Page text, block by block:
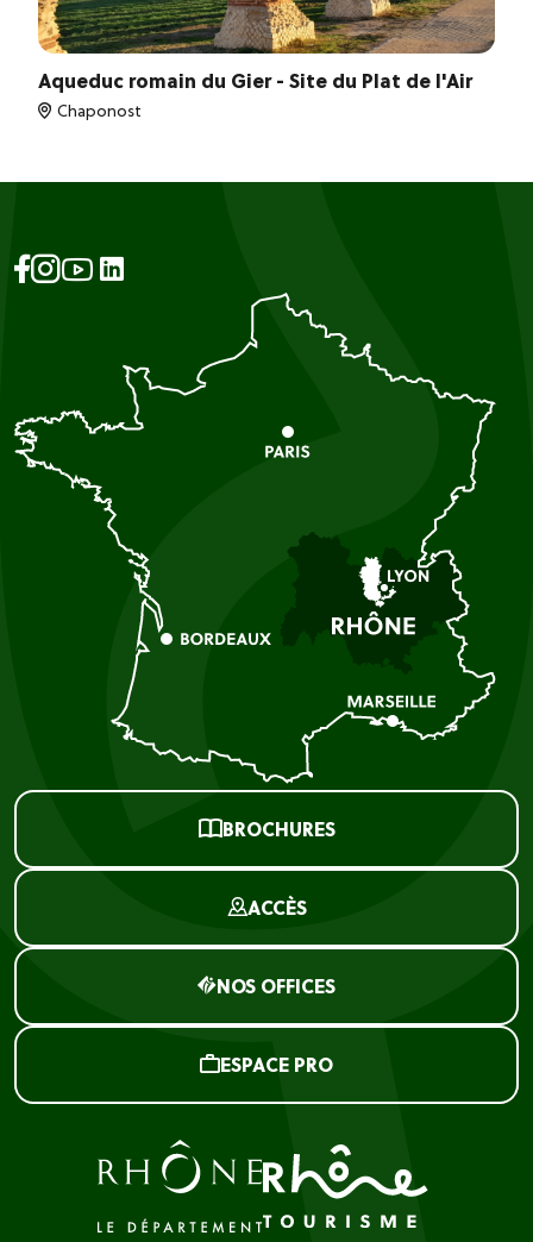
Aqueduc romain du Gier - Site du Plat de l'Air
Chaponost
BROCHURES
ACCÈS
NOS OFFICES
ESPACE PRO